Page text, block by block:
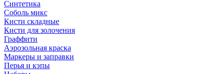
Синтетика
Соболь микс
Кисти складные
Кисти для золочения
Граффити
Аэрозольная краска
Маркеры и заправки
Перья и кэпы